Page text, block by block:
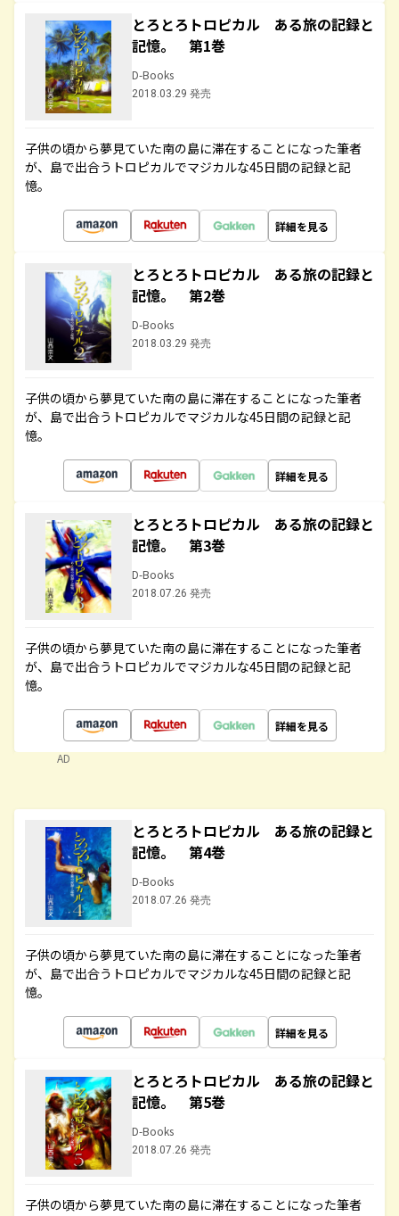
とろとろトロピカル ある旅の記録と
記憶。 第1巻
D-Books
2018.03.29 発売
子供の頃から夢見ていた南の島に滞在することになった筆者
が、島で出合うトロピカルでマジカルな45日間の記録と記
憶。
詳細を見る
とろとろトロピカル ある旅の記録と
記憶。 第2巻
D-Books
2018.03.29 発売
子供の頃から夢見ていた南の島に滞在することになった筆者
が、島で出合うトロピカルでマジカルな45日間の記録と記
憶。
詳細を見る
とろとろトロピカル ある旅の記録と
記憶。 第3巻
D-Books
2018.07.26 発売
子供の頃から夢見ていた南の島に滞在することになった筆者
が、島で出合うトロピカルでマジカルな45日間の記録と記
憶。
詳細を見る
AD
とろとろトロピカル ある旅の記録と
記憶。 第4巻
D-Books
2018.07.26 発売
子供の頃から夢見ていた南の島に滞在することになった筆者
が、島で出合うトロピカルでマジカルな45日間の記録と記
憶。
詳細を見る
とろとろトロピカル ある旅の記録と
記憶。 第5巻
D-Books
2018.07.26 発売
子供の頃から夢見ていた南の島に滞在することになった筆者